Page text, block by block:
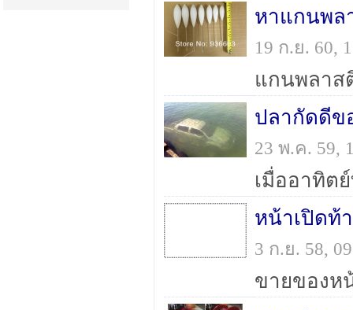
หาแกนพล
19 ก.ย. 60,
ปลากัดดีข
23 พ.ค. 59,
หน้าเปิดท้า
3 ก.ย. 58,